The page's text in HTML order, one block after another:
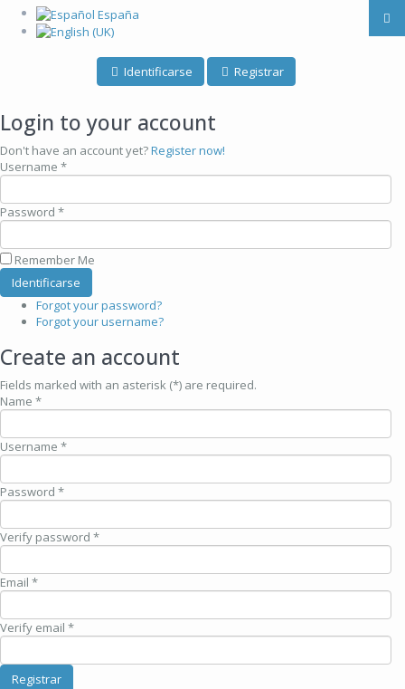
Identificarse Registrar
Login to your account
Don't have an account yet?Register now!
Username *
Password *
Remember Me
Forgot your password?
Forgot your username?
Create an account
Fields marked with an asterisk (*) are required.
Name *
Username *
Password *
Verify password *
Email *
Verify email *
Registrar